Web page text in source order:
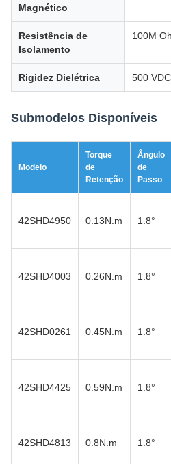
Magnético
Resistência de
Isolamento
100M
Rigidez Dielétrica 500
Submodelos Disponíveis
Modelo
Torque
de
Retenção
Ângulo
de
Passo
42SHD4950 0.13N.m 1.8°
42SHD4003 0.26N.m 1.8°
42SHD0261 0.45N.m 1.8°
42SHD4425 0.59N.m 1.8°
42SHD4813 0.8N.m 1.8°